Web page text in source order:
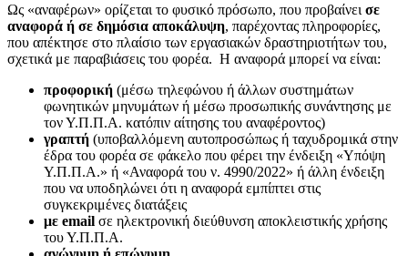
Ως «αναφέρων» ορίζεται το φυσικό πρόσωπο, που προβαίνει σε
αναφορά ή σε δημόσια αποκάλυψη, παρέχοντας πληροφορίες,
που απέκτησε στο πλαίσιο των εργασιακών δραστηριοτήτων του,
σχετικά με παραβιάσεις του φορέα. Η αναφορά μπορεί να είναι:
προφορική (μέσω τηλεφώνου ή άλλων συστημάτων
φωνητικών μηνυμάτων ή μέσω προσωπικής συνάντησης με
τον Υ.Π.Π.Α. κατόπιν αίτησης του αναφέροντος)
γραπτή (υποβαλλόμενη αυτοπροσώπως ή ταχυδρομικά στην
έδρα του φορέα σε φάκελο που φέρει την ένδειξη «Υπόψη
Υ.Π.Π.Α.» ή «Αναφορά του ν. 4990/2022» ή άλλη ένδειξη
που να υποδηλώνει ότι η αναφορά εμπίπτει στις
συγκεκριμένες διατάξεις
με email σε ηλεκτρονική διεύθυνση αποκλειστικής χρήσης
του Υ.Π.Π.Α.